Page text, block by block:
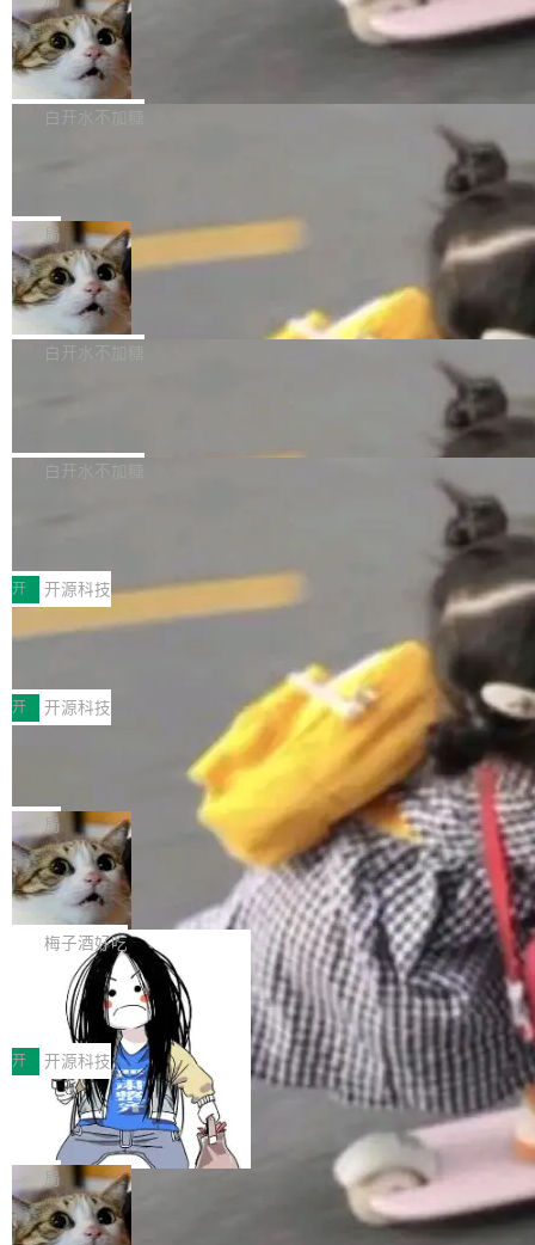
l 迁移或唤醒时，新宿主从 S3 恢复 SQLite 数据
库继续执行。存储库是持久化的唯一真相...
te 17 Pro、OPPO K15，要么是vivo X300 E这
样的次旗舰。 Galaxy Z Fold8 Ultra / Z Fold8 /
Z Flip8三款折叠屏新机均在7月22日发布，且全
部搭载骁龙8 Elite Gen5 for Galaxy，它们本该
本控制系统。目前处于 Early Access 阶段。 De
ltaDB 的核心思路直接写在 landing page 最显
眼的位置：「Software is made between com
mits」——软件是在 commit 之间写出来的。git
是把这段空隙补上。 回退到任何一次编辑：Delt
aDB 捕获 commit 之间的每一次操作，...
SpaceXAI 单季资本开支达 183 亿美元
根据风险投资人Tomer Tunguz 博客（VC 分
析）披露的最新分析与第二季度业绩报告，Spac
微软同期总资本开支的四成。 与亚马逊、Alpha
bet、微软以及 Meta 等传统科技巨头相比，Spa
ceXAI的资金消耗速度尤为引人瞩目。然而，支
撑庞大支出的资金来源却呈现出截然不同的面
貌。数据显示，微软和 Meta 主要依托充沛的经
白开水不加糖
一个在终端里运行的编程 agent；Muse Spark
1.2，驱动这个 agent 的新模型。一句话概括：
你可以用 curl -fsSL https://dev.meta.ai/install.
sh | bash 安装一个能在大项目里自动规划、写
代码、验证结果的 AI 终端工具。 据介绍，Muse
个主 agent 循环，外加一组后台 agent。这些后
局
美团开源 LoHoSearch，用知识图谱校
准 AI 能力认知
机器出题的前提，是让机器拥有全局视野。整个
构建流程可以分为四个环节：建图 → 控制难度
白开水不加糖
库，并将作为transport接入Mooncake TENT。
MPComm将作为一种传输引擎接入Mooncake T
ENT，实现零拷贝传输性能提升30%、非零拷贝
传输性能最高提升5倍。UCL-MPComm底层基
于自研UCL-Engine通信引擎，后续腾讯网平将
持续开源更多基于UCL-Engine的高性能通信组
件。 腾讯网平团队在UCL-MPComm中实现了一
个独立于业务线程的全局通信引擎（Engine），
白开水不加糖
型案例入选名单》，深信服“面向企业研发场景的
开源 AI 编程平台 CoStrict 应用”凭借卓越的技术
创新与落地成效成功入选。 全链路私有化部署，
助力企业AI研发安全落地 当前，越来越多企业已
经开始引入 AI Coding 工具，通过调用公有云模
型或企业内部部署模型提升研发效率。但随着 AI
Coding 从个人辅助工具逐步走向团队级、组织
级应用，企业在规模化落地过程中，对安全性、
可控性和代码质量提出了更高要求。 首先是数据
安全与合规要求。对于大多数普通研发场景，公
有云模型能够满足快速试用和效率提升的需求。
但对于金融、能源、医疗等对数据安全要求较...
开 开源科技
深信服AI算力网关入选工信部人工智能
前不久，工业和信息化部正式发布《2025年人工
智能应用典型案例名单》，集中展示人工智能在
各领域的应用成果，覆盖技术底座、行业赋能、
产品应用、支撑保障、专题等五大方向。深信服
AI算力网关（AI创新平台）成功入选！ 随着各行
各业的Agent走向规模化建设，算力构成形态逐
渐丰富，用户关注的重点也在发生变化：不只是
让AI用起来，还要进一步看清混合算力时代下，
Token花在哪里、算力是否被充分利用，以及持
续增长的AI成本该如何优化。 深信服AI算力网关
正是围绕这些实际问题，从Token治理和成本治
理两个方面，让用户的每一份算力都看得清、管
得住、用得稳、省得下、更安全！ 一、从现在开
始，Token使用一目...
开 开源科技
Jeff Dean 离开 Google：一个时代的结
束，一个实验室的开始
Google 员工编号 20。MapReduce 作者之一。
Bigtable 作者之一。TensorFlow 的作者之一。
Gemini 的架构师。Google 首席科学家。 Jeff D
ean 在 Google 工作了 27 年后，宣布离职。 他
不是一个人走。一同离开的还有 Sanjay Ghema
wat（Google 员工编号 23，Jeff Dean 二十多
年的编程搭档，MapReduce 和 Bigtable 的共同
作者）、Quoc Le（Google 大脑核心成员，Se
q2Seq 和 DocAI 的共同发明人）以及 Oriol Vin
yals（Gemini 联合负责人，AlphaSta...
局
🔥 SolonCode v2026.8.4 发布：界面
字体可调、22 种语言、记忆搜索增强
打开终端就能上岗的全中文编码智能体，这一轮
把「看得清、用母语、记得住」三件事一次补
齐。 SolonCode 是什么 SolonCode 是杭州无
耳科技研发的企业级终端编码智能体——一位全
中文驱动的数字员工，自主理解需求、规划步
骤、编写代码。不挑模型、不挑平台，curl 一行
装完即用。 开源地址：Gitee · GitCode · GitHu
b 安装 支持 Java 8+（8~26）、macOS / Linu
x / Windows / Harmony PC。 # macOS / Linu
x / Harmony PC curl -fsSL https://solon.noea
r.org/solon...
梅子酒好吃
让“代码语义理解”深度释放AI Coding
价值潜能：华为云码道（CodeArts）
代码仓技术解析
一、代码仓深度理解技术的作用与价值 在软件工
程实践中，代码仓是企业核心知识资产的主要载
体。企业级代码仓库通常包含数十万乃至数百万
个文件，其规模远超单次模型调用可承载的上下
文窗口。随着项目规模的持续扩张与代码历史的
不断累积，代码仓中的模块关系、接口契约、业
务逻辑等关键信息往往分散于数十乃至数百个文
件之中，形成高度复杂的知识关联网络。传统的
开 开源科技
一条“删库”命令跑 17 小时，算法工程
师删光 89TB 数据只为干私活
最高人民检察院8月4日公布了一起案件：北京一
名90后算法工程师王某，为了给自己接的私活腾
服务器空间，删光了公司AI游戏部门的全部核心
数据。 王某2024年1月入职东城区某科技公司AI
局
Cloudflare 分享推理优化实践：KV ca